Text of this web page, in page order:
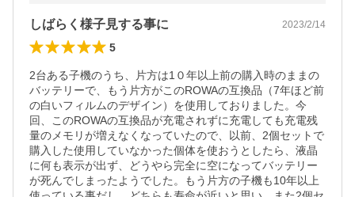
しばらく様子見する事に 2023/2/14
5
2台ある子機のうち、片方は1０年以上前の購入時のままの
バッテリーで、もう片方がこのROWAの互換品（7年ほど前
の白いフィルムのデザイン）を使用しておりました。今
回、このROWAの互換品が充電されずに充電しても充電残
量のメモリが増えなくなっていたので、以前、2個セットで
購入した使用していなかった個体を使おうとしたら、液晶
に何も表示が出ず、どうやら完全に空になってバッテリー
が死んでしまったようでした。もう片方の子機も10年以上